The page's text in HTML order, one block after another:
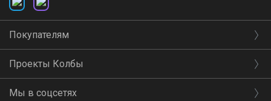
Покупателям
Проекты Колбы
Мы в соцсетях